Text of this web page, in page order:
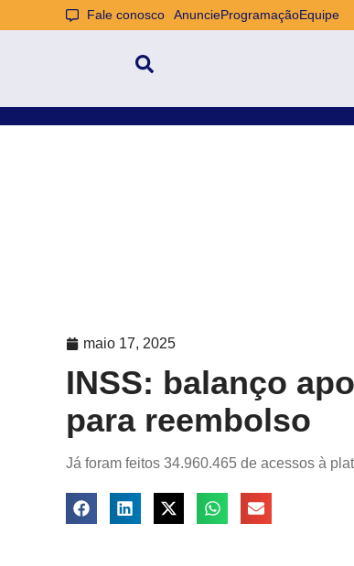
Fale conosco AnuncieProgramaçãoEquipe
maio 17, 2025
INSS: balanço
para reembolso
Já foram feitos 34.960.465 de acessos à